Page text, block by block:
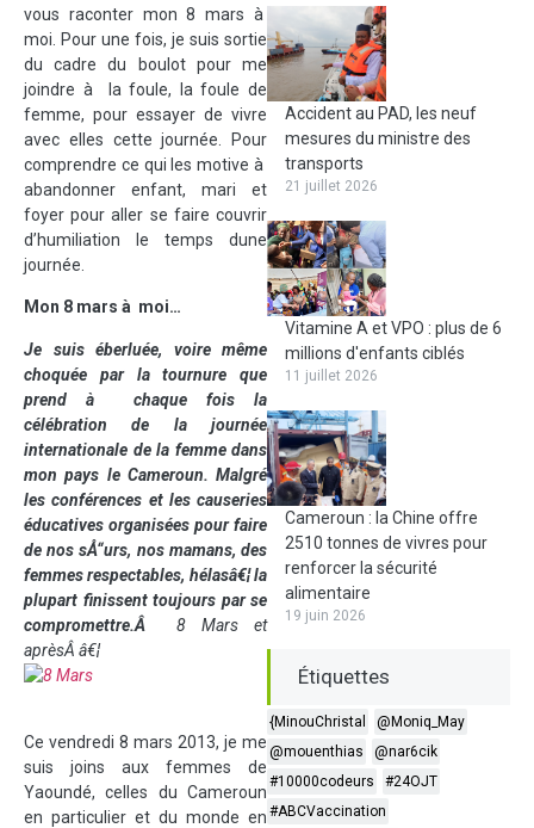
vous raconter mon 8 mars à
moi. Pour une fois, je suis sortie
du cadre du boulot pour me
joindre à la foule, la foule de
femme, pour essayer de vivre
avec elles cette journée. Pour
comprendre ce qui les motive à
abandonner enfant, mari et
foyer pour aller se faire couvrir
d’humiliation le temps dune
journée.
Mon 8 mars à moi…
Je suis éberluée, voire même
choquée par la tournure que
prend à chaque fois la
célébration de la journée
internationale de la femme dans
mon pays le Cameroun. Malgré
les conférences et les causeries
éducatives organisées pour faire
de nos sÅ“urs, nos mamans, des
femmes respectables, hélasâ€¦ la
plupart finissent toujours par se
compromettre.Â 8 Mars et
aprèsÂ â€¦
Ce vendredi 8 mars 2013, je me
suis joins aux femmes de
Yaoundé, celles du Cameroun
en particulier et du monde en
Accident au PAD, les neuf
mesures du ministre des
transports
21 juillet 2026
Vitamine A et VPO : plus de 6
millions d'enfants ciblés
11 juillet 2026
Cameroun : la Chine offre
2510 tonnes de vivres pour
renforcer la sécurité
alimentaire
19 juin 2026
Étiquettes
{MinouChristal
@Moniq_May
@mouenthias
@nar6cik
#10000codeurs
#24OJT
#ABCVaccination